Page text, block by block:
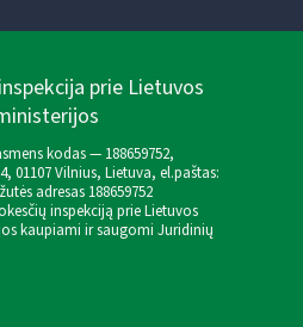
prie Lietuvos
kodas — 188659752,
01107 Vilnius, Lietuva, el.paštas:
adresas 188659752
inspekciją prie Lietuvos
kaupiami ir saugomi Juridinių